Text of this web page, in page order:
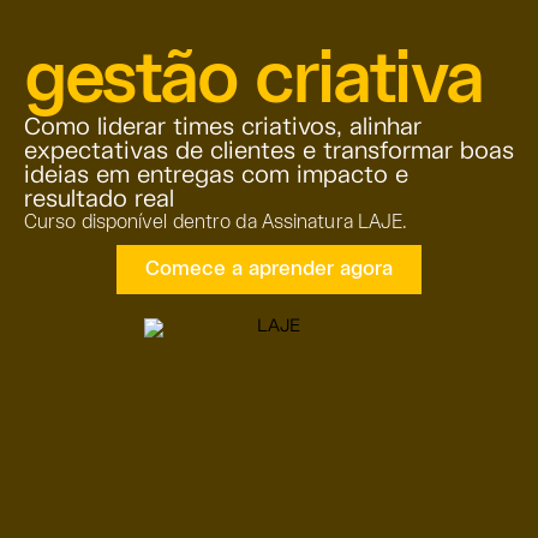
gestão criativa
Como liderar times criativos, alinhar
expectativas de clientes e transformar boas
ideias em entregas com impacto e
resultado real
Curso disponível dentro da Assinatura LAJE.
Comece a aprender agora